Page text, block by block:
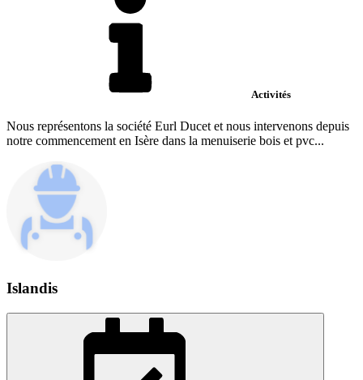
Activités
Nous représentons la société Eurl Ducet et nous intervenons depuis
notre commencement en Isère dans la menuiserie bois et pvc...
Islandis